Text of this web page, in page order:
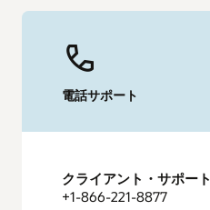
電話サポート
クライアント・サポート
+1-866-221-8877